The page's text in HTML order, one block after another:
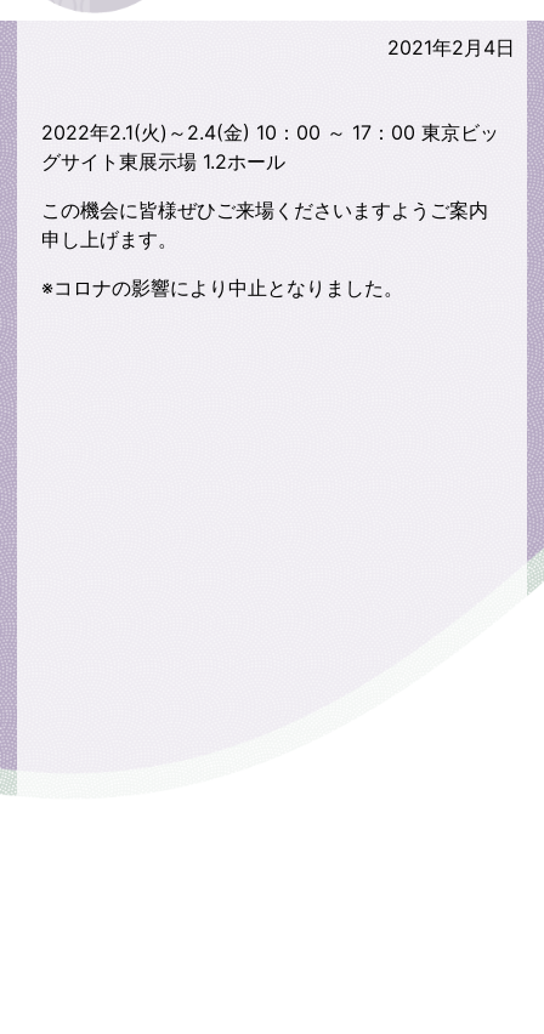
2021年2月4日
2022年2.1(火)～2.4(金) 10：00 ～ 17：00 東京ビッ
グサイト東展示場 1.2ホール
この機会に皆様ぜひご来場くださいますようご案内
申し上げます。
※コロナの影響により中止となりました。